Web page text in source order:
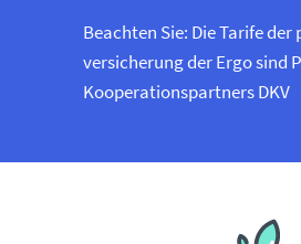
Beachten Sie: Die Tarife
versicherung der Ergo sind
Kooperationspartners DKV